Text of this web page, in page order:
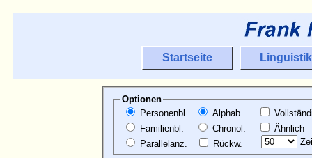
Startseite Linguistik
Optionen
Personenbl.
Familienbl.
Parallelanz.
Alphab.
Chronol.
Rückw.
Ähnlich